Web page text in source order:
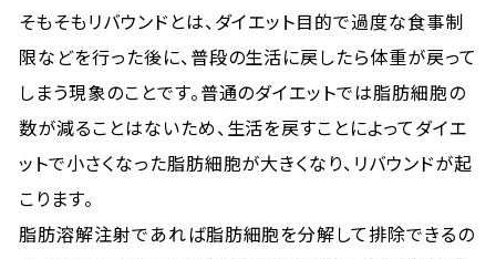
そもそもリバウンドとは、ダイエット目的で過度な食事制
限などを行った後に、普段の生活に戻したら体重が戻って
しまう現象のことです。普通のダイエットでは脂肪細胞の
数が減ることはないため、生活を戻すことによってダイエ
ットで小さくなった脂肪細胞が大きくなり、リバウンドが起
こります。
脂肪溶解注射であれば脂肪細胞を分解して排除できるの